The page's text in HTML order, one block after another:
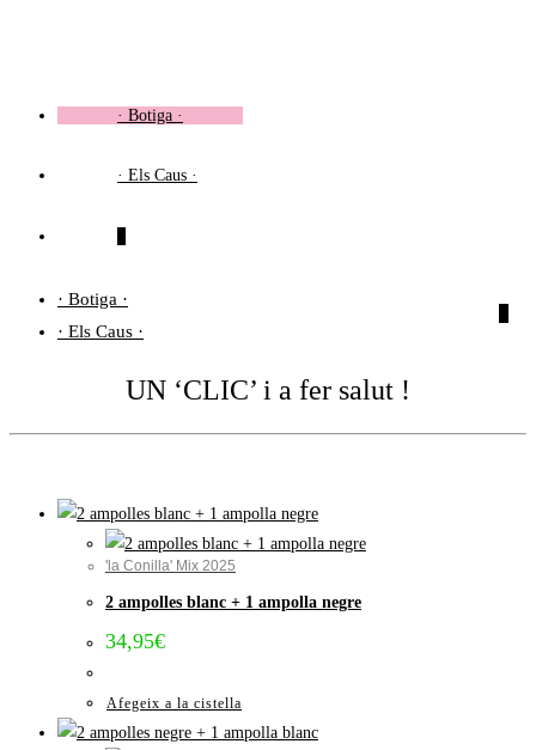
· Botiga ·
· Els Caus ·
· Botiga ·
· Els Caus ·
UN ‘CLIC’ i a fer salut !
'la Conilla' Mix 2025
2 ampolles blanc + 1 ampolla negre
34,95€
Afegeix a la cistella